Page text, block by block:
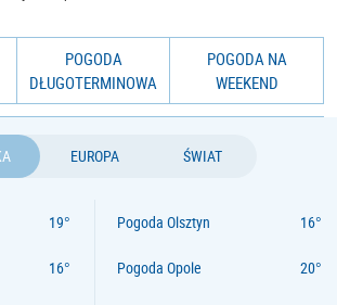
POGODA
DŁUGOTERMINOWA
POGODA NA
WEEKEND
EUROPA ŚWIAT
Pogoda Olsztyn
Pogoda Opole